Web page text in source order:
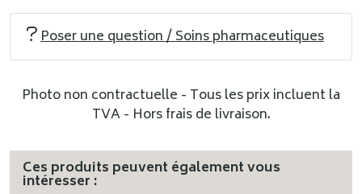
Poser une question / Soins pharmaceutiques
Photo non contractuelle - Tous les prix incluent la
TVA - Hors frais de livraison.
Ces produits peuvent également vous
intéresser :